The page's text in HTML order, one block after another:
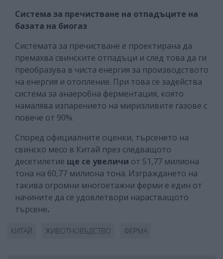
Система за пречистване на отпадъците на
базата на биогаз
Системата за пречистване е проектирана да
премахва свинските отпадъци и след това да ги
преобразува в чиста енергия за производството
на енергия и отопление. При това се задейства
система за анаеробна ферментация, която
намалява изпарението на миризливите газове с
повече от 90%.
Според официалните оценки, търсенето на
свинско месо в Китай през следващото
десетилетие ще се увеличи от 51,77 милиона
тона на 60,77 милиона тона. Изграждането на
такива огромни многоетажни ферми е един от
начините да се удовлетвори нарастващото
търсене.
КИТАЙ ЖИВОТНОВЪДСТВО ФЕРМА